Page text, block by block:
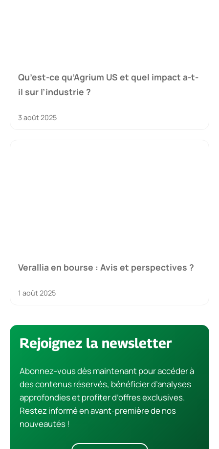
Qu’est-ce qu’Agrium US et quel impact a-t-
il sur l’industrie ?
3 août 2025
Verallia en bourse : Avis et perspectives ?
1 août 2025
Rejoignez la newsletter
Abonnez-vous dès maintenant pour accéder à
des contenus réservés, bénéficier d’analyses
approfondies et profiter d’offres exclusives.
Restez informé en avant-première de nos
nouveautés !